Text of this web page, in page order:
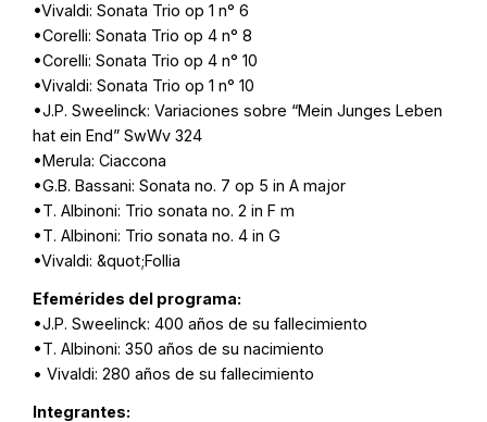
•Vivaldi: Sonata Trio op 1 n° 6
•Corelli: Sonata Trio op 4 n° 8
•Corelli: Sonata Trio op 4 n° 10
•Vivaldi: Sonata Trio op 1 n° 10
•J.P. Sweelinck: Variaciones sobre “Mein Junges Leben
hat ein End” SwWv 324
•Merula: Ciaccona
•G.B. Bassani: Sonata no. 7 op 5 in A major
•T. Albinoni: Trio sonata no. 2 in F m
•T. Albinoni: Trio sonata no. 4 in G
•Vivaldi: &quot;Follia
Efemérides del programa:
•J.P. Sweelinck: 400 años de su fallecimiento
•T. Albinoni: 350 años de su nacimiento
• Vivaldi: 280 años de su fallecimiento
Integrantes: